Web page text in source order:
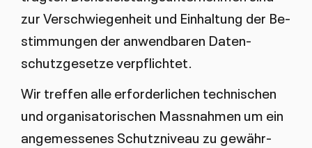
zur Ver­schwie­gen­heit und Ein­hal­tung der Be­
stim­mun­gen der an­wend­ba­ren Da­ten­
schutz­ge­set­ze ver­pflich­tet.
Wir tref­fen al­le er­for­der­li­chen tech­ni­schen
und or­ga­ni­sa­to­ri­schen Mass­nah­men um ein
an­ge­mes­se­nes Schutz­ni­veau zu ge­währ­